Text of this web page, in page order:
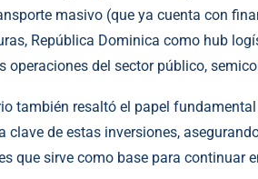
masivo (que ya cuenta con
República Dominica como hub
operaciones del sector público,
también resaltó el papel
clave de estas inversiones,
que sirve como base para continuar